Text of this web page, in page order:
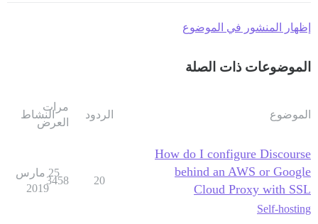
إظهار المنشور في الموضوع
الموضوعات ذات الصلة
الموضوع الردود
مرات
العرض
النشاط
How do I configure Discourse
behind an AWS or Google
Cloud Proxy with SSL
Self-hosting
20
3458
25 مارس
2019